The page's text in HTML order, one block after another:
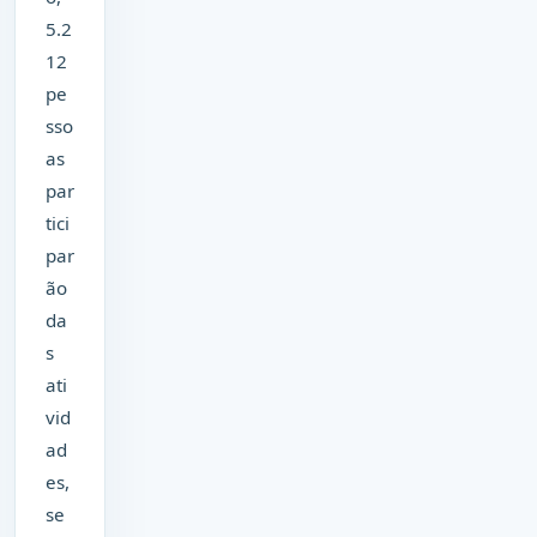
5.2
12
pe
sso
as
par
tici
par
ão
da
s
ati
vid
ad
es,
se